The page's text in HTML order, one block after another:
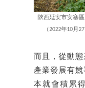
陝西延安市安塞
（2022年10月
而且，從動態
產業發展有
本就會積累